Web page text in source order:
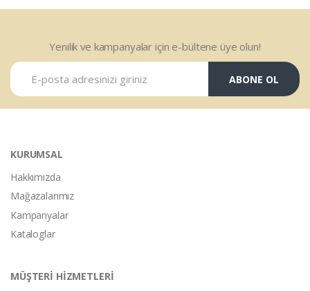
Yenilik ve kampanyalar için e-bültene üye olun!
ABONE OL
KURUMSAL
Hakkımızda
Mağazalarımız
Kampanyalar
Kataloglar
MÜŞTERİ HİZMETLERİ